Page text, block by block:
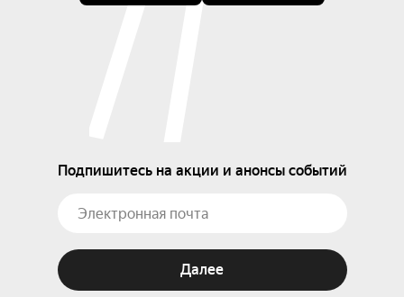
Подпишитесь на акции и анонсы событий
Далее